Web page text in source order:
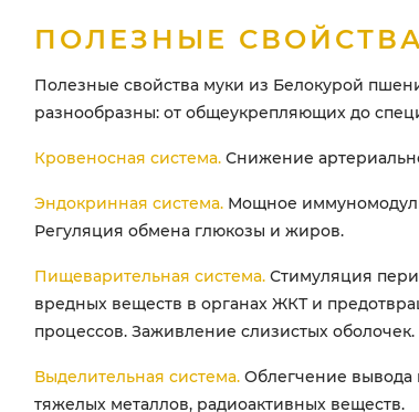
ПОЛЕЗНЫЕ
Полезные свойства муки из Белокурой
разнообразны: от общеукрепляющих до
Кровеносная система. Снижение
Эндокринная система. Мощное
Регуляция обмена глюкозы и жиров.
Пищеварительная система. Стимуляция
вредных веществ в органах ЖКТ и
процессов. Заживление слизистых оболочек.
Выделительная система. Облегчение вывода
тяжелых металлов, радиоактивных веществ.